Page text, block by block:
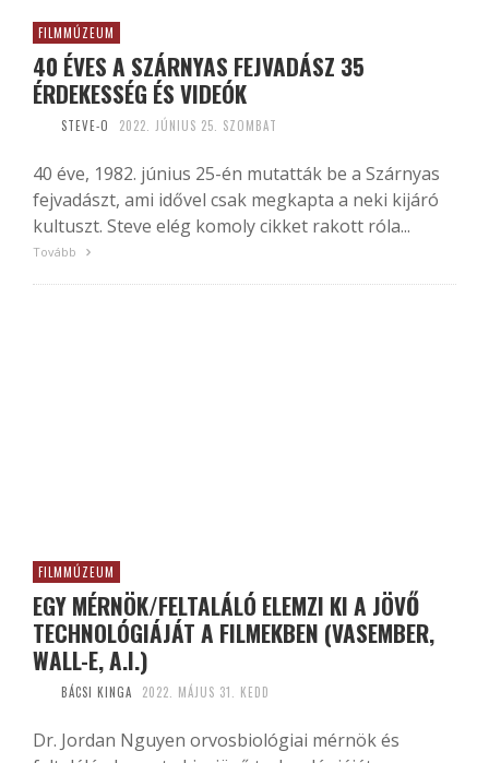
FILMMÚZEUM
40 ÉVES A SZÁRNYAS FEJVADÁSZ 35
ÉRDEKESSÉG ÉS VIDEÓK
STEVE-O 2022. JÚNIUS 25. SZOMBAT
40 éve, 1982. június 25-én mutatták be a Szárnyas
fejvadászt, ami idővel csak megkapta a neki kijáró
kultuszt. Steve elég komoly cikket rakott róla...
Tovább
FILMMÚZEUM
EGY MÉRNÖK/FELTALÁLÓ ELEMZI KI A JÖVŐ
TECHNOLÓGIÁJÁT A FILMEKBEN (VASEMBER,
WALL-E, A.I.)
BÁCSI KINGA 2022. MÁJUS 31. KEDD
Dr. Jordan Nguyen orvosbiológiai mérnök és